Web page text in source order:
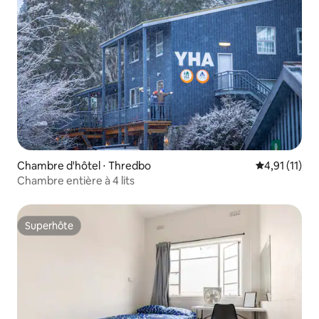
Chambre d'hôtel ⋅ Thredbo Évaluation
4,91 (11)
Chambre entière à 4 lits
Superhôte
Superhôte